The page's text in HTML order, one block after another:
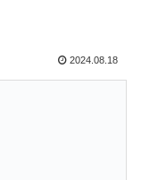
2024.08.18